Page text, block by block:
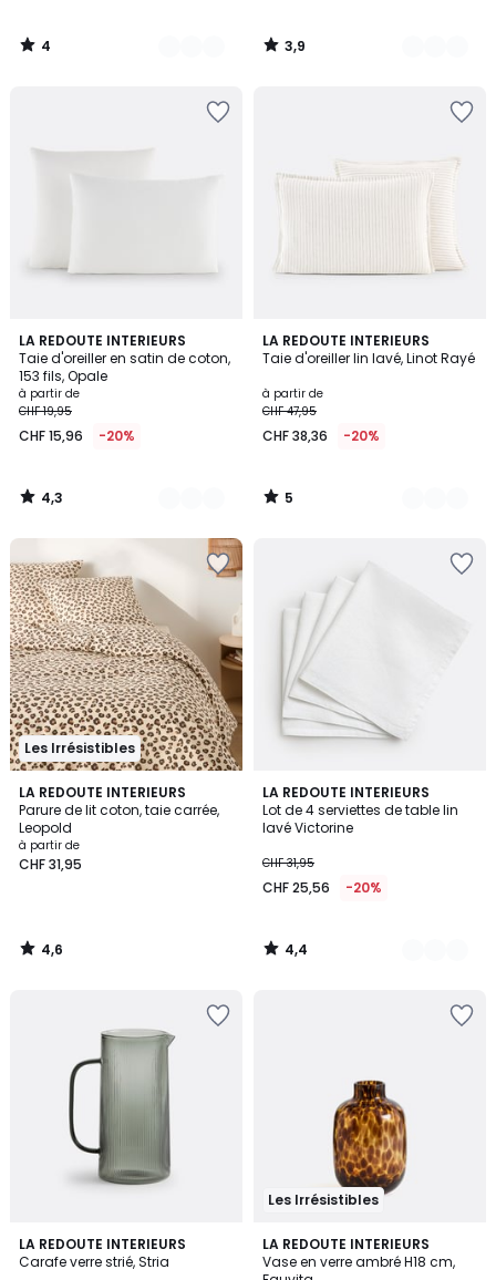
4
/
3,9
/
LA REDOUTE INTERIEURS
Taie d'oreiller en satin de coton,
153 fils, Opale
à partir de
CHF 19,95
CHF 15,96 -20%
4,3
/ 5
8
Couleurs
4,3
/
LA REDOUTE INTERIEURS
Taie d'oreiller lin lavé, Linot Rayé
à partir de
CHF 47,95
CHF 38,36 -20%
5
/
3
Couleurs
5
/
Les Irrésistibles
LA REDOUTE INTERIEURS
Parure de lit coton, taie carrée,
Leopold
à partir de
CHF 31,95
4,6
/ 5
4,6
/
LA REDOUTE INTERIEURS
Lot de 4 serviettes de table lin
lavé Victorine
CHF 31,95
CHF 25,56 -20%
4,4
/ 5
14
Couleurs
4,4
/
LA REDOUTE INTERIEURS
Carafe verre strié, Stria
4,9
/ 5
2
Couleurs
Les Irrésistibles
LA REDOUTE INTERIEURS
Vase en verre ambré H18 cm,
5
/